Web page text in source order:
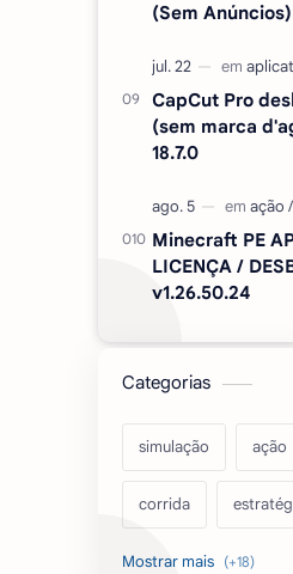
(Sem
CapCut Pro
(sem marca
18.7.0
Minecraft PE
LICENÇA /
v1.26.50.24
Categorias
simulação ação
corrida
acarde esportes